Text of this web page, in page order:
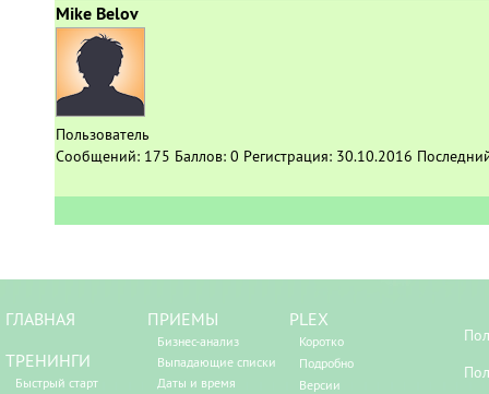
Mike Belov
Пользователь
Сообщений: 175 Баллов: 0 Регистрация: 30.10.2016
ГЛАВНАЯ
ТРЕНИНГИ
Быстрый старт
ПРИЕМЫ
Бизнес-анализ
Выпадающие списки
Даты и время
PLEX
Коротко
Подробно
Версии